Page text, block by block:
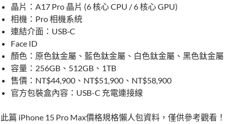
晶片：A17 Pro 晶片 (6 核心 CPU / 6 核心 GPU)
相機：Pro 相機系統
連結介面：USB‑C
Face ID
顏色：原色鈦金屬、藍色鈦金屬、白色鈦金屬、黑色鈦金屬
容量：256GB、512GB、1TB
售價：NT$44,900、NT$51,900、NT$58,900
官方包裝盒內容：USB-C 充電連接線
此篇 iPhone 15 Pro Max價格規格懶人包資料，僅供參考觀看！